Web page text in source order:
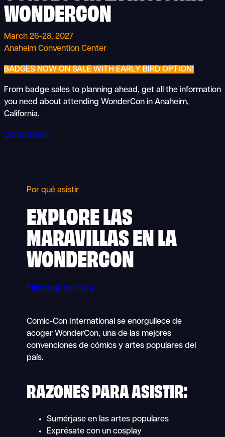
WONDERCON
March 26-28, 2027
Anaheim Convention Center
BADGES NOW ON SALE WITH EARLY BIRD OPTION!
From badge sales to planning ahead, get all the information
you need about attending WonderCon in Anaheim,
California.
Cómo asistir
Por qué asistir
EXPLORE LAS
MARAVILLAS ENLA
WONDERCON
Planifique su visita
Comic-Con International se enorgullece de
acoger WonderCon, una de las mejores
convenciones de cómics y artes populares del
país.
RAZONES PARA ASISTIR:
Sumérjase en las artes populares
Exprésate con un cosplay